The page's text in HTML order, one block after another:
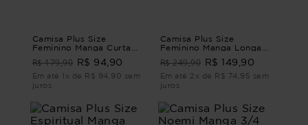
Camisa Plus Size
Feminino Manga Curta
R$ 179,90 R$ 94,90
Em até 1x de R$ 94,90 sem
juros
Camisa Plus Size
Feminino Manga Longa
R$ 249,90 R$ 149,90
Em até 2x de R$ 74,95 sem
juros